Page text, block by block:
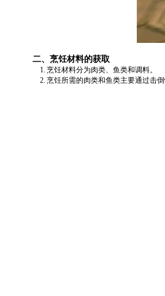
二、 烹饪材料的获取
1. 烹饪材料分为肉类、鱼类和调料。
2. 烹饪所需的肉类和鱼类主要通过击倒